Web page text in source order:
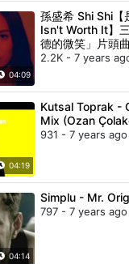
04:09
孫盛希 Shi Shi【
Isn't Worth It】
德的微笑」片頭曲
2.2K - 7 years
04:19
Kutsal Toprak -
Mix (Ozan
931 - 7 years ago
04:14
Simplu - Mr.
797 - 7 years ago